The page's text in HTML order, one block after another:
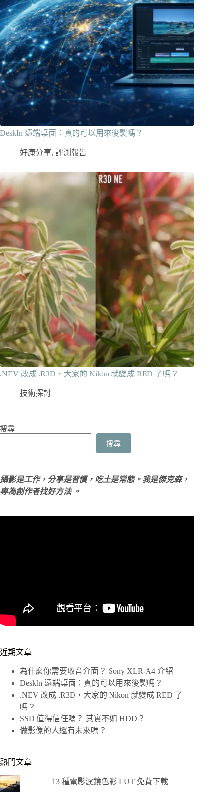
DeskIn 遠端桌面：真的可以用來後製嗎？
好康分享, 評測報告
.NEV 改成 .R3D，大家的 Nikon 就變成 RED 了嗎？
技術探討
搜尋
搜尋
攝影是工作，分享是習慣，吃土是常態。我是傑克森，
專為創作者找好方法 。
近期文章
為什麼你需要收音介面？ Sony XLR-A4 介紹
DeskIn 遠端桌面：真的可以用來後製嗎？
.NEV 改成 .R3D，大家的 Nikon 就變成 RED 了
嗎？
SSD 值得信任嗎？ 其實不如 HDD？
做影像的人還有未來嗎？
熱門文章
13 種電影濾鏡色彩 LUT 免費下載